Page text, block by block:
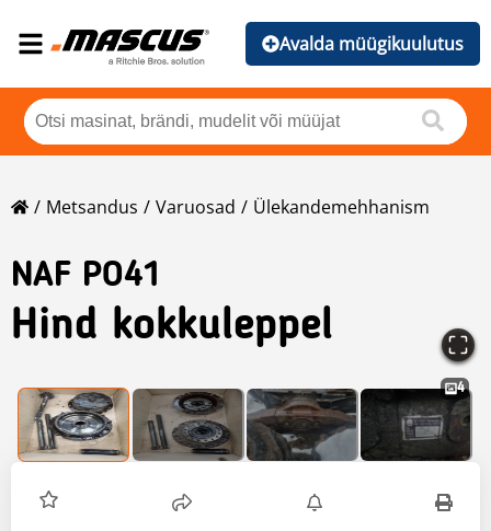
Avalda müügikuulutus
Metsandus Varuosad Ülekandemehhanism
NAF PO41
Hind kokkuleppel
4